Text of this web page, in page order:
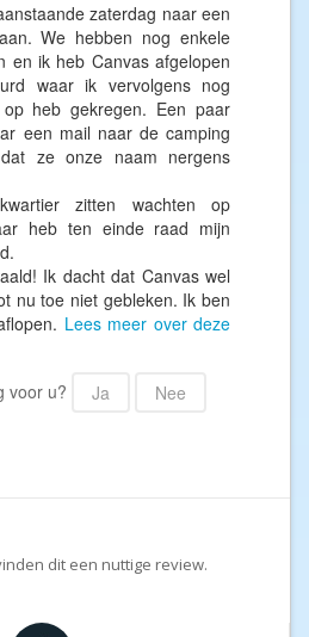
zaterdag naar een
We hebben nog enkele
en ik heb Canvas afgelopen
waar ik vervolgens nog
heb gekregen. Een paar
een mail naar de camping
ze onze naam nergens
zitten wachten op
heb ten einde raad mijn
Ik dacht dat Canvas wel
nu toe niet gebleken. Ik ben
Lees meer over deze
voor u?
Ja Nee
dit een nuttige review.